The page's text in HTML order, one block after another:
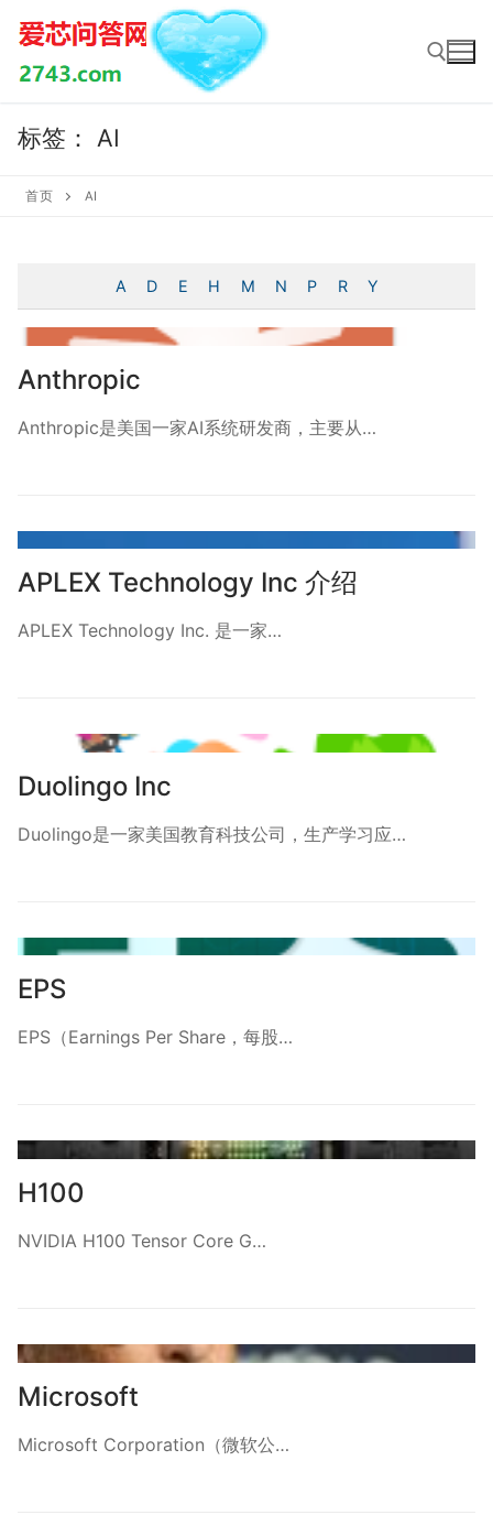
Skip
content
标签： AI
首页 AI
A D E H M N P R Y
Anthropic
Anthropic是美国一家AI系统研发商，主要从…
APLEX Technology Inc 介绍
APLEX Technology Inc. 是一家…
Duolingo Inc
Duolingo是一家美国教育科技公司，生产学习应…
EPS
EPS（Earnings Per Share，每股…
H100
NVIDIA H100 Tensor Core G…
Microsoft
Microsoft Corporation（微软公…